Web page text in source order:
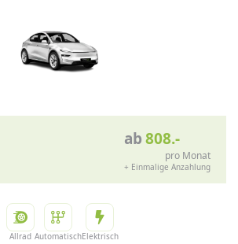
ab808.-
pro Monat
+ Einmalige Anzahlung
Allrad AutomatischElektrisch